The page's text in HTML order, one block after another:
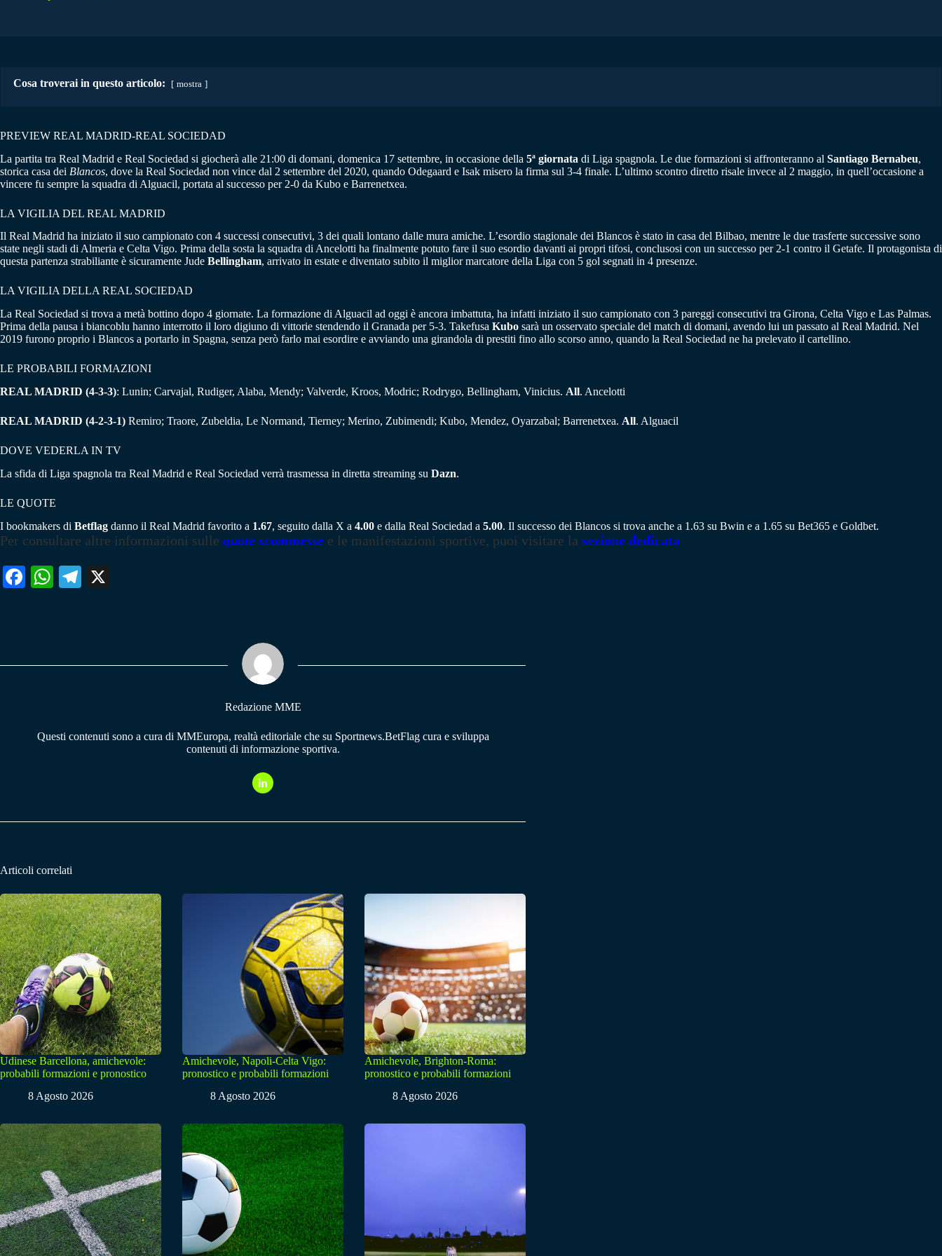
Cosa troverai in questo articolo: mostra
PREVIEW REAL MADRID-REAL SOCIEDAD
La partita tra Real Madrid e Real Sociedad si giocherà alle 21:00 di domani, domenica 17 settembre, in occasione della 5ª giornata di Liga spagnola. Le due formazioni si affronteranno al Santiago Bernabeu,
storica casa dei Blancos, dove la Real Sociedad non vince dal 2 settembre del 2020, quando Odegaard e Isak misero la firma sul 3-4 finale. L’ultimo scontro diretto risale invece al 2 maggio, in quell’occasione a
vincere fu sempre la squadra di Alguacil, portata al successo per 2-0 da Kubo e Barrenetxea.
LA VIGILIA DEL REAL MADRID
Il Real Madrid ha iniziato il suo campionato con 4 successi consecutivi, 3 dei quali lontano dalle mura amiche. L’esordio stagionale dei Blancos è stato in casa del Bilbao, mentre le due trasferte successive sono
state negli stadi di Almeria e Celta Vigo. Prima della sosta la squadra di Ancelotti ha finalmente potuto fare il suo esordio davanti ai propri tifosi, conclusosi con un successo per 2-1 contro il Getafe. Il protagonista di
questa partenza strabiliante è sicuramente Jude Bellingham, arrivato in estate e diventato subito il miglior marcatore della Liga con 5 gol segnati in 4 presenze.
LA VIGILIA DELLA REAL SOCIEDAD
La Real Sociedad si trova a metà bottino dopo 4 giornate. La formazione di Alguacil ad oggi è ancora imbattuta, ha infatti iniziato il suo campionato con 3 pareggi consecutivi tra Girona, Celta Vigo e Las Palmas.
Prima della pausa i biancoblu hanno interrotto il loro digiuno di vittorie stendendo il Granada per 5-3. Takefusa Kubo sarà un osservato speciale del match di domani, avendo lui un passato al Real Madrid. Nel
2019 furono proprio i Blancos a portarlo in Spagna, senza però farlo mai esordire e avviando una girandola di prestiti fino allo scorso anno, quando la Real Sociedad ne ha prelevato il cartellino.
LE PROBABILI FORMAZIONI
REAL MADRID (4-3-3): Lunin; Carvajal, Rudiger, Alaba, Mendy; Valverde, Kroos, Modric; Rodrygo, Bellingham, Vinicius. All. Ancelotti
REAL MADRID (4-2-3-1) Remiro; Traore, Zubeldia, Le Normand, Tierney; Merino, Zubimendi; Kubo, Mendez, Oyarzabal; Barrenetxea. All. Alguacil
DOVE VEDERLA IN TV
La sfida di Liga spagnola tra Real Madrid e Real Sociedad verrà trasmessa in diretta streaming su Dazn.
LE QUOTE
I bookmakers di Betflag danno il Real Madrid favorito a 1.67, seguito dalla X a 4.00 e dalla Real Sociedad a 5.00. Il successo dei Blancos si trova anche a 1.63 su Bwin e a 1.65 su Bet365 e Goldbet.
Per consultare altre informazioni sulle quote scommesse e le manifestazioni sportive, puoi visitare la sezione dedicata
Fa W
pp
Te
m
Redazione MME
Questi contenuti sono a cura di MMEuropa, realtà editoriale che su Sportnews.BetFlag cura e sviluppa
contenuti di informazione sportiva.
Articoli correlati
Udinese Barcellona, amichevole:
probabili formazioni e pronostico
8 Agosto 2026
Amichevole, Napoli-Celta Vigo:
pronostico e probabili formazioni
8 Agosto 2026
Amichevole, Brighton-Roma:
pronostico e probabili formazioni
8 Agosto 2026